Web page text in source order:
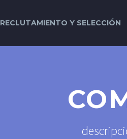
RECLUTAMIENTO Y SELECCIÓN